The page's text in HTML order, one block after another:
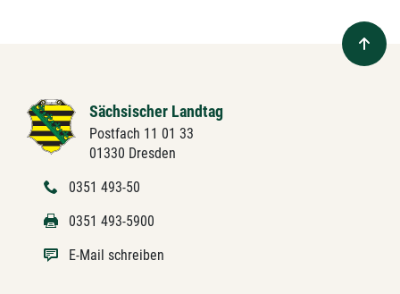
Sächsischer Landtag
Postfach 11 01 33
01330 Dresden
0351 493-50
0351 493-5900
E-Mail schreiben